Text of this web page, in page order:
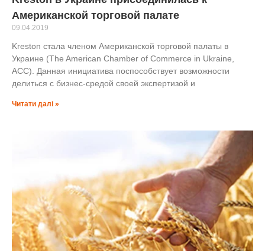
Американской торговой палате
09.04.2019
Kreston стала членом Американской торговой палаты в
Украине (The American Chamber of Commerce in Ukraine,
ACC). Данная инициатива поспособствует возможности
делиться с бизнес-средой своей экспертизой и
Читати далі »